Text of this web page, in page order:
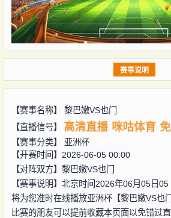
赛事说明
【赛事名称】 黎巴嫩VS也门
【直播信号】
高清直播 咪咕体育
【赛事分类】 亚洲杯
【开赛时间】2026-06-05 00:00
【对阵双方】 黎巴嫩VS也门
【赛事说明】北京时间2026年06月05日
将为您准时在线播放亚洲杯【黎巴嫩VS也
比赛的朋友可以提前收藏本页面以免错过